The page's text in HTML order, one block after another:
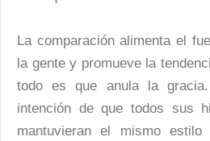
La comparación alimenta el
la gente y promueve la
todo es que anula la
intención de que todos sus
mantuvieran el mismo